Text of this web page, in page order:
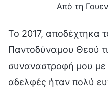
Από τη
Το 2017, αποδέχτηκα
Παντοδύναμου Θεού
συναναστροφή μου με
αδελφές ήταν πολύ